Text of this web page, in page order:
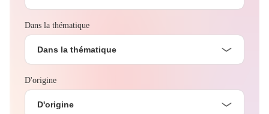
Dans la thématique
Dans la thématique
D'origine
D'origine